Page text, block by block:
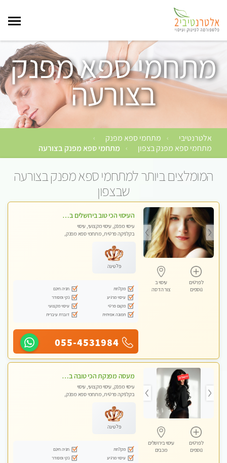
מתחמי ספא מפנק
בצורעה
אלטרנטיבי › מתחמי ספא מפנק ›
מתחמי ספא מפנק בצפון › מתחמי ספא מפנק בצורעה
המומלצים ביותר למתחמי ספא מפנק בצורעה
שבצפון
לפרטים
נוספים
עיסוי ב
צור הדסה
העיסוי הכי טוב בירושלים במרכז ירושלים GREEN -SPA מפנק מקצועי ומשחרר
עיסוי מפנק, עיסוי מקצועי, עיסוי
בקלניקה פרטית, מתחמי ספא מפנק,
פלטינה
מקלחת
חניה חינם
עיסוי מרגיע
נקי ומסודר
מקום פרטי
עיסוי מקצועי
תמונה אמיתית
דוברת עיברית
055-4531984
לפרטים
נוספים
עיסוי בירושלים
מכבים
מעסה מפנקת הכי טובה בעיר במרכז העיר כל סוגי העיסויים מעסה מקצועית ואיכותית פרטי!!!מומלץ לחלוטין!!
עיסוי מפנק, עיסוי מקצועי, עיסוי
בקלניקה פרטית, מתחמי ספא מפנק,
פלטינה
מקלחת
חניה חינם
עיסוי מרגיע
נקי ומסודר